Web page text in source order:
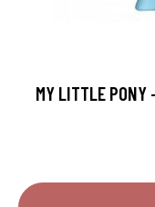
MY LITTLE PONY